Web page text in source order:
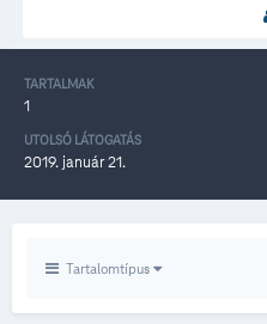
TARTALMAK
1
UTOLSÓ LÁTOGATÁS
2019. január 21.
Tartalomtípus